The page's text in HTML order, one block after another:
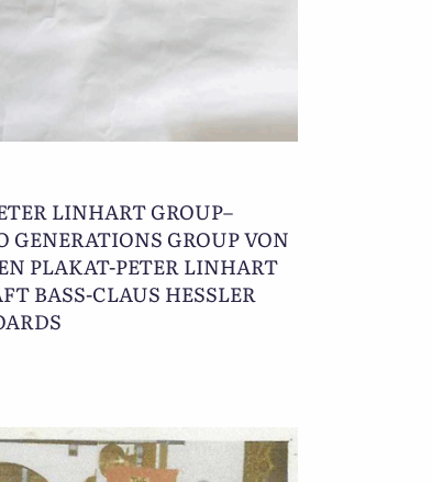
LINHART GROUP–
GROUP VON
PLAKAT-PETER LINHART
BASS-CLAUS HESSLER